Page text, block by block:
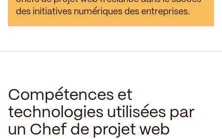
des initiatives numériques des entreprises.
Compétences et
technologies utilisées par
un Chef de projet web